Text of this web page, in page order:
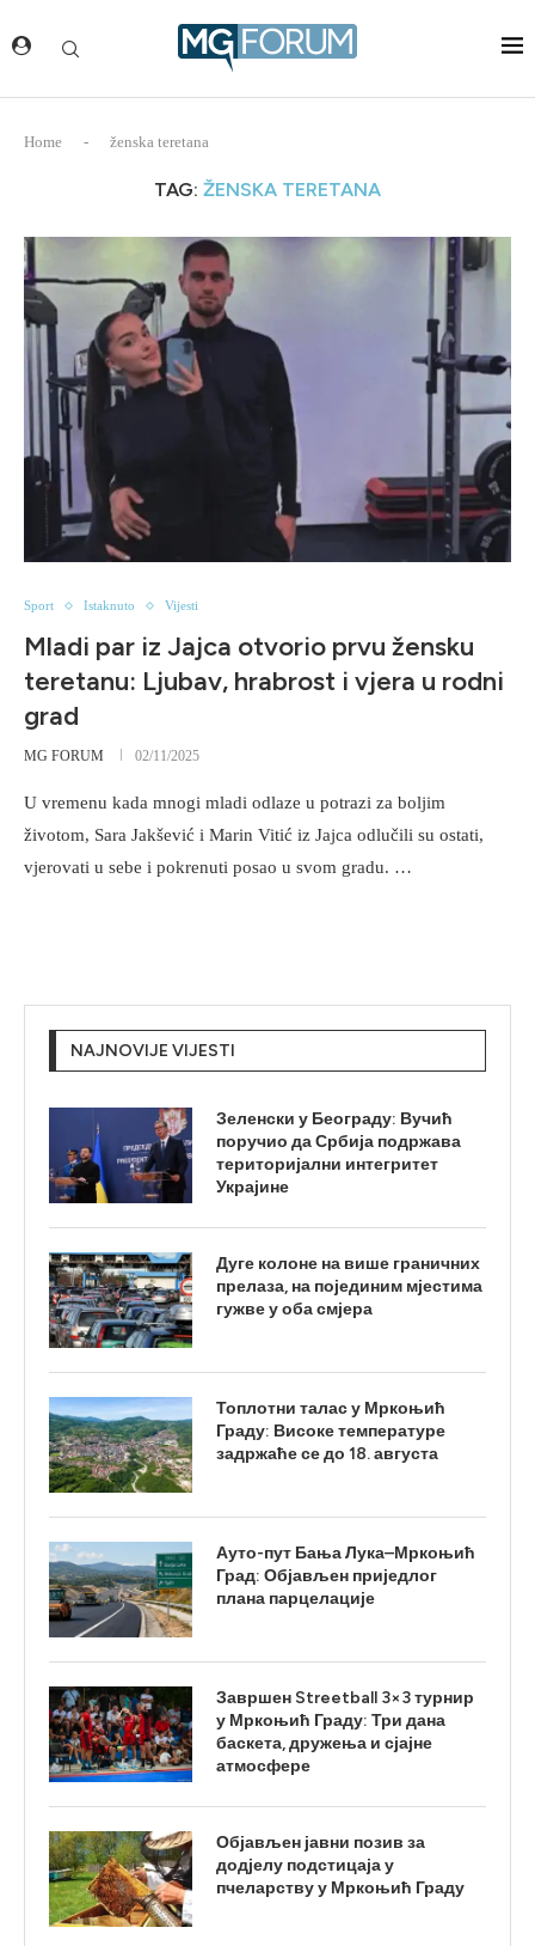
Home - ženska teretana
TAG: ŽENSKA TERETANA
Sport Istaknuto Vijesti
Mladi par iz Jajca otvorio prvu žensku
teretanu: Ljubav, hrabrost i vjera u rodni
grad
MG FORUM 02/11/2025
U vremenu kada mnogi mladi odlaze u potrazi za boljim
životom, Sara Jakšević i Marin Vitić iz Jajca odlučili su ostati,
vjerovati u sebe i pokrenuti posao u svom gradu. …
NAJNOVIJE VIJESTI
Зеленски у Београду: Вучић
поручио да Србија подржава
територијални интегритет
Украјине
Дуге колоне на више граничних
прелаза, на појединим мјестима
гужве у оба смјера
Топлотни талас у Мркоњић
Граду: Високе температуре
задржаће се до 18. августа
Ауто-пут Бања Лука–Мркоњић
Град: Објављен приједлог
плана парцелације
Завршен Streetball 3×3 турнир
у Мркоњић Граду: Три дана
баскета, дружења и сјајне
атмосфере
Објављен јавни позив за
додјелу подстицаја у
пчеларству у Мркоњић Граду